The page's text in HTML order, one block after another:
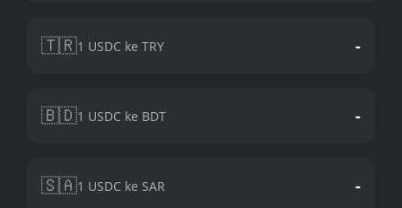
🇹🇷1 USDC ke TRY -
🇧🇩1 USDC ke BDT -
🇸🇦1 USDC ke SAR -